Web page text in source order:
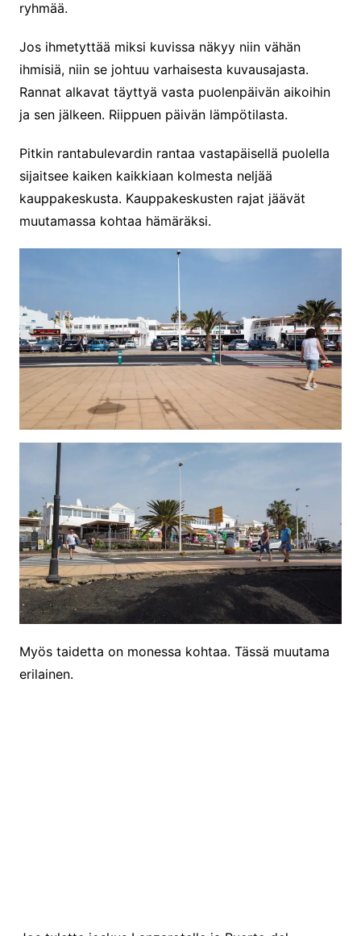
ryhmää.
Jos ihmetyttää miksi kuvissa näkyy niin vähän
ihmisiä, niin se johtuu varhaisesta kuvausajasta.
Rannat alkavat täyttyä vasta puolenpäivän aikoihin
ja sen jälkeen. Riippuen päivän lämpötilasta.
Pitkin rantabulevardin rantaa vastapäisellä puolella
sijaitsee kaiken kaikkiaan kolmesta neljää
kauppakeskusta. Kauppakeskusten rajat jäävät
muutamassa kohtaa hämäräksi.
Myös taidetta on monessa kohtaa. Tässä muutama
erilainen.